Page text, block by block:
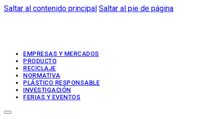
Saltar al contenido principal Saltar al pie de página
EMPRESAS Y MERCADOS
PRODUCTO
RECICLAJE
NORMATIVA
PLÁSTICO RESPONSABLE
INVESTIGACIÓN
FERIAS Y EVENTOS